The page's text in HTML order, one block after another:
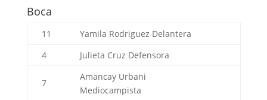
Boca
11 Yamila Rodriguez Delantera
4
Julieta Cruz Defensora
7
Amancay Urbani
Mediocampista